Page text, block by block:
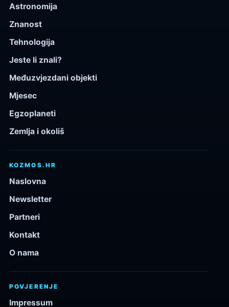
Astronomija
Znanost
Tehnologija
Jeste li znali?
Međuzvjezdani objekti
Mjesec
Egzoplaneti
Zemlja i okoliš
KOZMOS.HR
Naslovna
Newsletter
Partneri
Kontakt
O nama
POVJERENJE
Impressum